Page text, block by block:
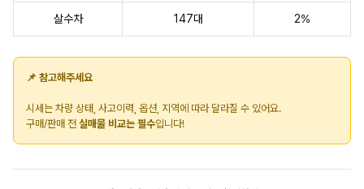
살수차 147대 2%
📌 참고해주세요
시세는 차량 상태, 사고이력, 옵션, 지역에 따라 달라질 수 있어요.
구매/판매 전 실매물 비교는 필수입니다!